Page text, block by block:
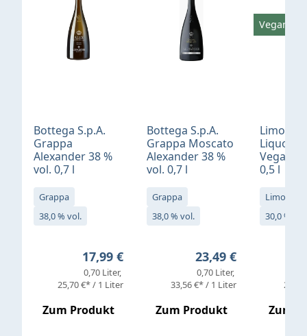
Bottega S.p.A.
Grappa
Alexander 38 %
vol. 0,7 l
Grappa
38,0 % vol.
Regulärer Preis:
17,99 €
0,70 Liter
25,70 €* / 1 Liter
Zum Produkt
Bottega S.p.A.
Grappa Moscato
Alexander 38 %
vol. 0,7 l
Grappa
38,0 % vol.
Regulärer Preis:
23,49 €
0,70 Liter
33,56 €* / 1 Liter
Zum Produkt
Liquore
Vegan
0,5 l
30,0 % vol.
Zum
Vegan